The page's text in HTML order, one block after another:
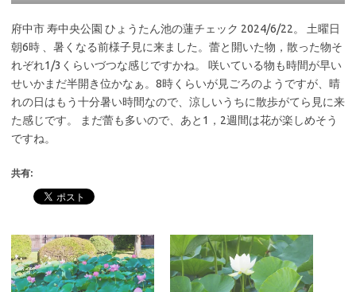
府中市 寿中央公園 ひょうたん池の蓮チェック 2024/6/22。 土曜日
朝6時 、暑くなる前様子見に来ました。蕾と開いた物，散った物そ
れぞれ1/3くらいづつな感じですかね。 咲いている物も時間が早い
せいかまだ半開き位かなぁ。8時くらいが見ごろのようですが、晴
れの日はもう十分暑い時間なので、涼しいうちに散歩がてら見に来
た感じです。 まだ蕾も多いので、あと1，2週間は花が楽しめそう
ですね。
共有: